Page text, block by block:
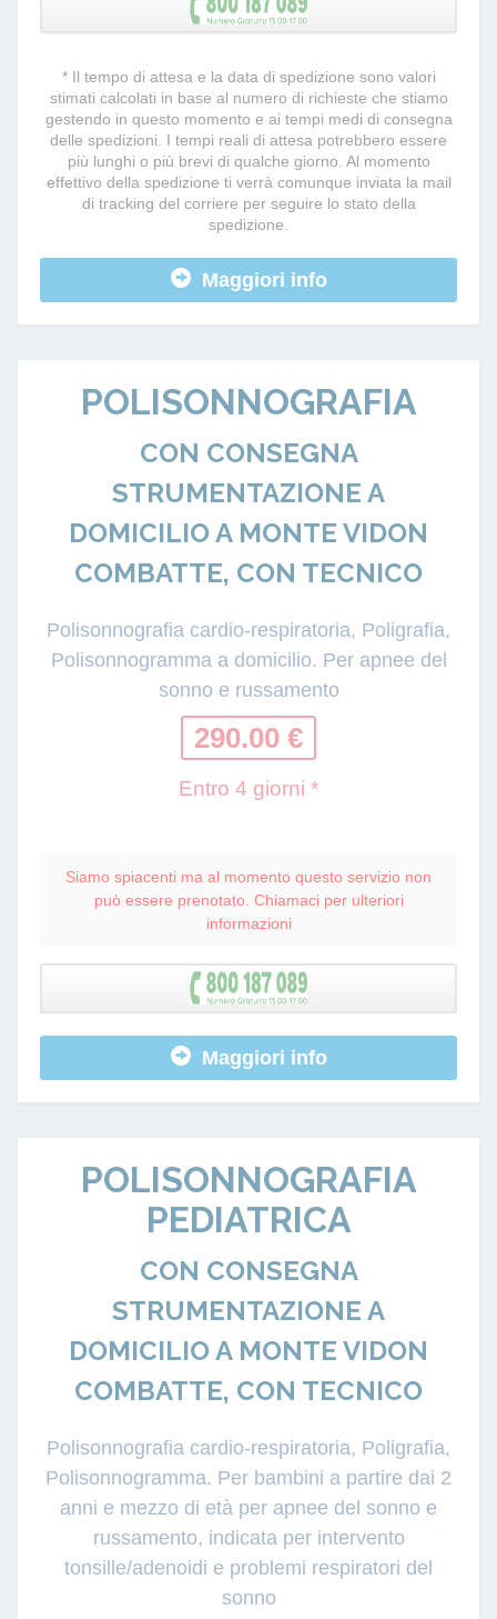
* Il tempo di attesa e la data di spedizione sono valori
stimati calcolati in base al numero di richieste che stiamo
gestendo in questo momento e ai tempi medi di consegna
delle spedizioni. I tempi reali di attesa potrebbero essere
più lunghi o più brevi di qualche giorno. Al momento
effettivo della spedizione ti verrà comunque inviata la mail
di tracking del corriere per seguire lo stato della
spedizione.
Maggiori info
POLISONNOGRAFIA
CON CONSEGNA
STRUMENTAZIONE A
DOMICILIO A MONTE VIDON
COMBATTE, CON TECNICO
Polisonnografia cardio-respiratoria, Poligrafia,
Polisonnogramma a domicilio. Per apnee del
sonno e russamento
290.00 €
Entro 4 giorni *
Siamo spiacenti ma al momento questo servizio non
può essere prenotato. Chiamaci per ulteriori
informazioni
Maggiori info
POLISONNOGRAFIA
PEDIATRICA
CON CONSEGNA
STRUMENTAZIONE A
DOMICILIO A MONTE VIDON
COMBATTE, CON TECNICO
Polisonnografia cardio-respiratoria, Poligrafia,
Polisonnogramma. Per bambini a partire dai 2
anni e mezzo di età per apnee del sonno e
russamento, indicata per intervento
tonsille/adenoidi e problemi respiratori del
sonno